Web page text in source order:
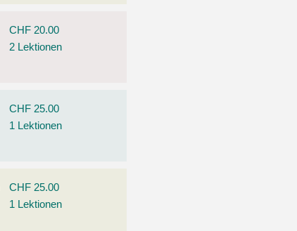
CHF 20.00
2 Lektionen
CHF 25.00
1 Lektionen
CHF 25.00
1 Lektionen